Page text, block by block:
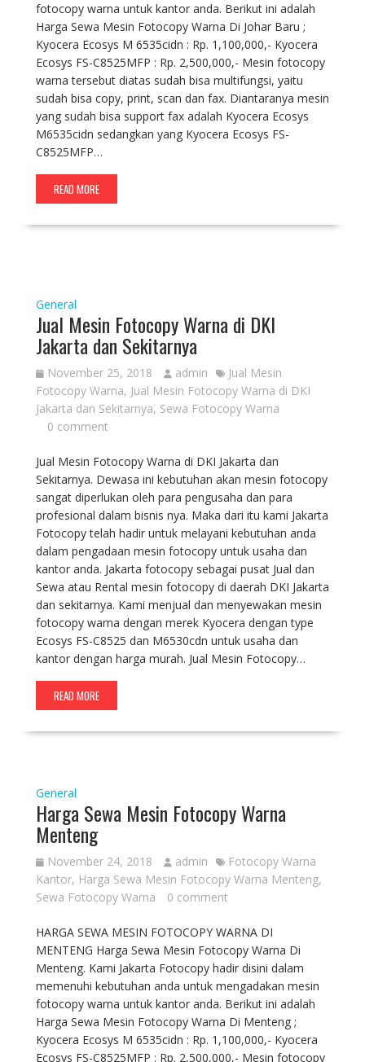
fotocopy warna untuk kantor anda. Berikut ini adalah
Harga Sewa Mesin Fotocopy Warna Di Johar Baru ;
Kyocera Ecosys M 6535cidn : Rp. 1,100,000,- Kyocera
Ecosys FS-C8525MFP : Rp. 2,500,000,- Mesin fotocopy
warna tersebut diatas sudah bisa multifungsi, yaitu
sudah bisa copy, print, scan dan fax. Diantaranya mesin
yang sudah bisa support fax adalah Kyocera Ecosys
M6535cidn sedangkan yang Kyocera Ecosys FS-
C8525MFP…
READ MORE
General
Jual Mesin Fotocopy Warna di DKI
Jakarta dan Sekitarnya
November 25, 2018 admin
Jual Mesin
Fotocopy Warna, Jual Mesin Fotocopy Warna di DKI
Jakarta dan Sekitarnya, Sewa Fotocopy Warna
0 comment
Jual Mesin Fotocopy Warna di DKI Jakarta dan
Sekitarnya. Dewasa ini kebutuhan akan mesin fotocopy
sangat diperlukan oleh para pengusaha dan para
profesional dalam bisnis nya. Maka dari itu kami Jakarta
Fotocopy telah hadir untuk melayani kebutuhan anda
dalam pengadaan mesin fotocopy untuk usaha dan
kantor anda. Jakarta fotocopy sebagai pusat Jual dan
Sewa atau Rental mesin fotocopy di daerah DKI Jakarta
dan sekitarnya. Kami menjual dan menyewakan mesin
fotocopy warna dengan merek Kyocera dengan type
Ecosys FS-C8525 dan M6530cdn untuk usaha dan
kantor dengan harga murah. Jual Mesin Fotocopy…
READ MORE
General
Harga Sewa Mesin Fotocopy Warna
Menteng
November 24, 2018 admin
Fotocopy Warna
Kantor, Harga Sewa Mesin Fotocopy Warna Menteng,
Sewa Fotocopy Warna
0 comment
HARGA SEWA MESIN FOTOCOPY WARNA DI
MENTENG Harga Sewa Mesin Fotocopy Warna Di
Menteng. Kami Jakarta Fotocopy hadir disini dalam
memenuhi kebutuhan anda untuk mengadakan mesin
fotocopy warna untuk kantor anda. Berikut ini adalah
Harga Sewa Mesin Fotocopy Warna Di Menteng ;
Kyocera Ecosys M 6535cidn : Rp. 1,100,000,- Kyocera
Ecosys FS-C8525MFP : Rp. 2,500,000,- Mesin fotocopy